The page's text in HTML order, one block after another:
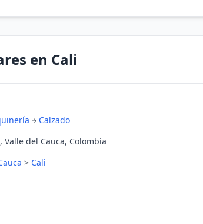
en Cali
Calzado
Valle del Cauca, Colombia
> Cali